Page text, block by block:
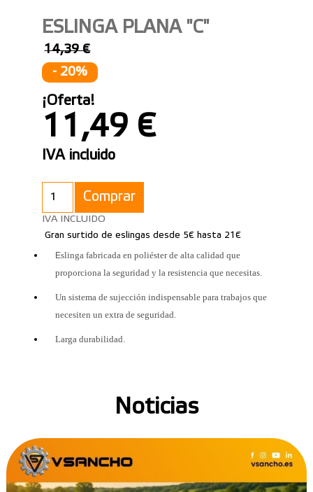
ESLINGA PLANA "C"
14,39 €
- 20%
¡Oferta!
11,49 €
IVA incluido
Comprar
IVA INCLUIDO
Gran surtido de eslingas desde 5€ hasta 21€
Eslinga fabricada en poliéster de alta calidad que
proporciona la seguridad y la resistencia que necesitas.
Un sistema de sujección indispensable para trabajos que
necesiten un extra de seguridad.
Larga durabilidad.
Noticias